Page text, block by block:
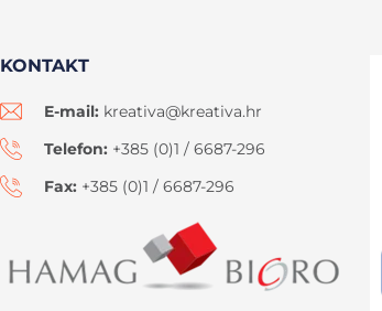
KONTAKT
E-mail: kreativa@kreativa.hr
Telefon: +385 (0)1 / 6687-296
Fax: +385 (0)1 / 6687-296